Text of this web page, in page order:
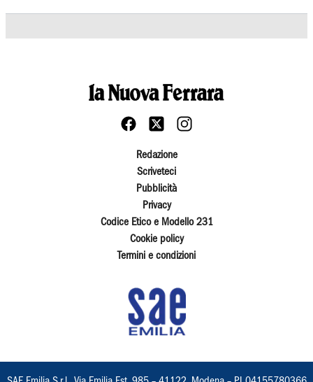
Redazione
Scriveteci
Pubblicità
Privacy
Codice Etico e Modello 231
Cookie policy
Termini e condizioni